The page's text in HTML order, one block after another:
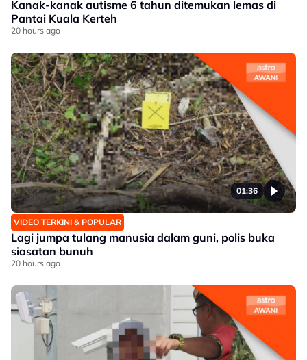
Kanak-kanak autisme 6 tahun ditemukan lemas di
Pantai Kuala Kerteh
20 hours ago
01:36
VIDEO TERKINI & POPULAR
Lagi jumpa tulang manusia dalam guni, polis buka
siasatan bunuh
20 hours ago